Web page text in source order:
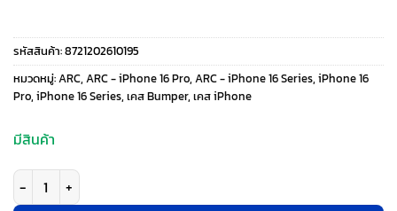
price
was:
price
is:
รหัสสินค้า:8721202610195
หมวดหมู่:ARC, ARC - iPhone 16 Pro, ARC - iPhone 16 Series, iPhone 16
Pro, iPhone 16 Series, เคส Bumper, เคส iPhone
มีสินค้า
จำนวน Arc รุ่น Pulse Aluminum - เคส iPhone 16 Pro - สี Polished Rose